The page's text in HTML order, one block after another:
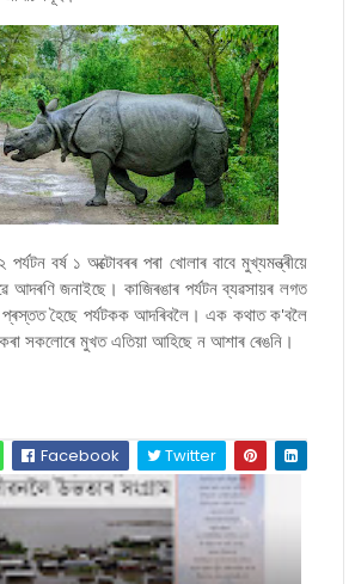
বৰ্ষ ১ অক্টোবৰৰ পৰা খোলাৰ বাবে মুখ্যমন্ত্ৰীয়ে
আদৰণি জনাইছে। কাজিৰঙাৰ পৰ্যটন ব্যৱসায়ৰ লগত
হৈছে পৰ্যটকক আদৰিবলৈ। এক কথাত ক'বলৈ
সকলোৰে মুখত এতিয়া আহিছে ন আশাৰ ৰেঙনি।
Facebook Twitter